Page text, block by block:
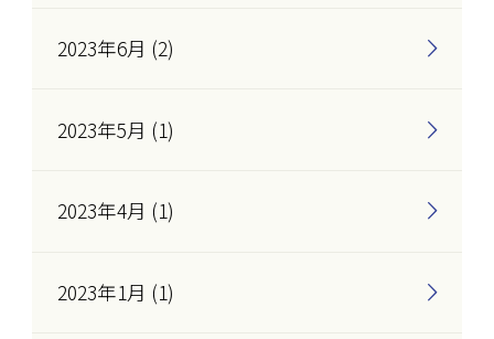
2023年6月 (2)
2023年5月 (1)
2023年4月 (1)
2023年1月 (1)